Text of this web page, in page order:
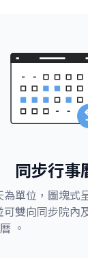
同步行事
為單位，圖塊式
雙向同步院內
。